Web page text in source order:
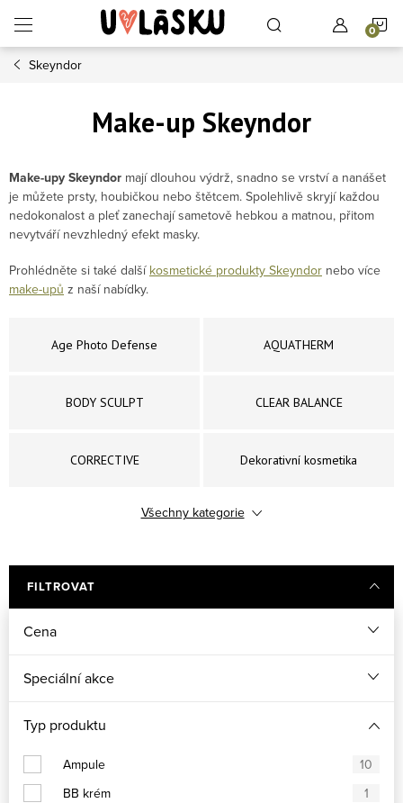
Skeyndor
Make-up Skeyndor
Make-upy Skeyndor majídlouhou výdrž, snadno se vrství a nanášet
je můžete prsty, houbičkou nebo štětcem. Spolehlivě skryjí každou
nedokonalost a pleť zanechají sametově hebkou a matnou, přitom
nevytváří nevzhledný efekt masky.
Prohlédněte si také další kosmetické produkty Skeyndor nebo více
make-upů z naší nabídky.
Age Photo Defense AQUATHERM
BODY SCULPT CLEAR BALANCE
CORRECTIVE Dekorativní kosmetika
DERMAPEEL PROVšechny kategorie
FILTROVAT
Cena
Speciální akce
Typ produktu
Ampule
10
BB krém
1